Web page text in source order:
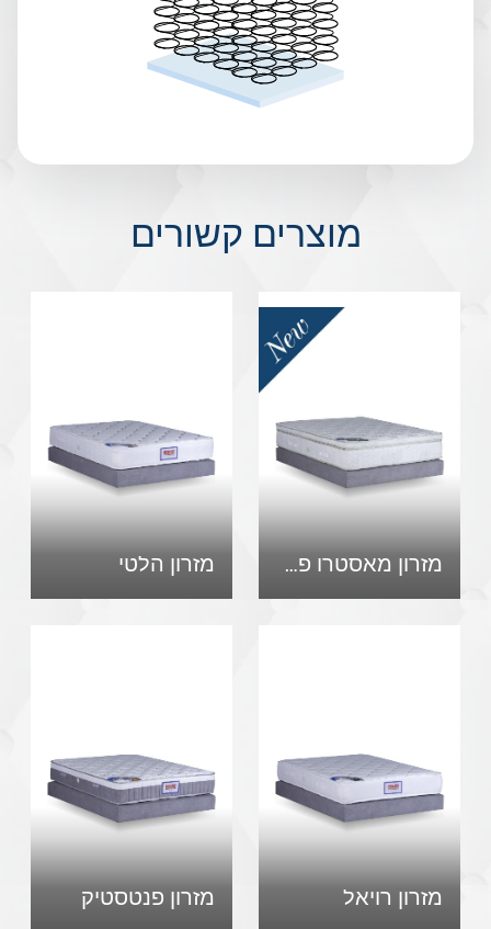
מוצרים קשורים
מזרון מאסטרו פלוס מזרון הלטי
מזרון רויאל מזרון פנטסטיק